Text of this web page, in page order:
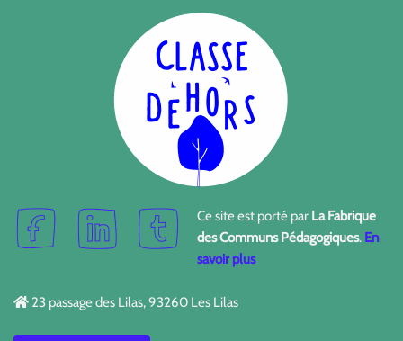
Ce site est porté par La Fabrique
des Communs Pédagogiques. En
savoir plus
23 passage des Lilas, 93260 Les Lilas